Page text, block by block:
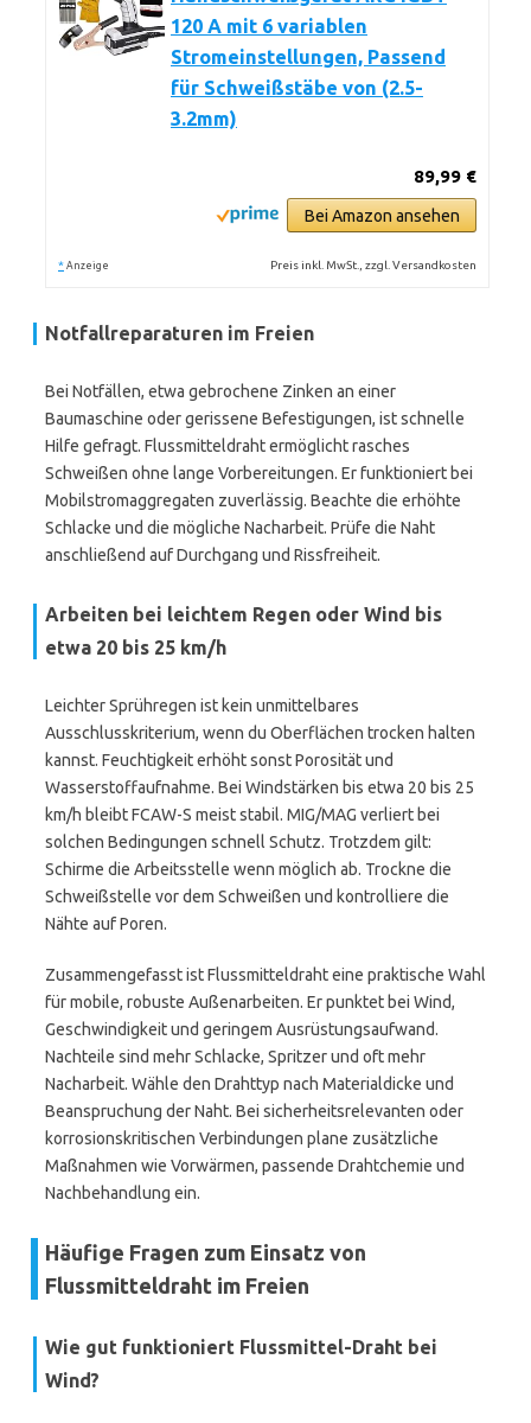
120 A mit 6 variablen
Stromeinstellungen, Passend
für Schweißstäbe von (2.5-
3.2mm)
89,99 €
Bei Amazon ansehen
* Anzeige Preis inkl. MwSt., zzgl. Versandkosten
Notfallreparaturen im Freien
Bei Notfällen, etwa gebrochene Zinken an einer
Baumaschine oder gerissene Befestigungen, ist schnelle
Hilfe gefragt. Flussmitteldraht ermöglicht rasches
Schweißen ohne lange Vorbereitungen. Er funktioniert bei
Mobilstromaggregaten zuverlässig. Beachte die erhöhte
Schlacke und die mögliche Nacharbeit. Prüfe die Naht
anschließend auf Durchgang und Rissfreiheit.
Arbeiten bei leichtem Regen oder Wind bis
etwa 20 bis 25 km/h
Leichter Sprühregen ist kein unmittelbares
Ausschlusskriterium, wenn du Oberflächen trocken halten
kannst. Feuchtigkeit erhöht sonst Porosität und
Wasserstoffaufnahme. Bei Windstärken bis etwa 20 bis 25
km/h bleibt FCAW-S meist stabil. MIG/MAG verliert bei
solchen Bedingungen schnell Schutz. Trotzdem gilt:
Schirme die Arbeitsstelle wenn möglich ab. Trockne die
Schweißstelle vor dem Schweißen und kontrolliere die
Nähte auf Poren.
Zusammengefasst ist Flussmitteldraht eine praktische Wahl
für mobile, robuste Außenarbeiten. Er punktet bei Wind,
Geschwindigkeit und geringem Ausrüstungsaufwand.
Nachteile sind mehr Schlacke, Spritzer und oft mehr
Nacharbeit. Wähle den Drahttyp nach Materialdicke und
Beanspruchung der Naht. Bei sicherheitsrelevanten oder
korrosionskritischen Verbindungen plane zusätzliche
Maßnahmen wie Vorwärmen, passende Drahtchemie und
Nachbehandlung ein.
Häufige Fragen zum Einsatz von
Flussmitteldraht im Freien
Wie gut funktioniert Flussmittel-Draht bei
Wind?